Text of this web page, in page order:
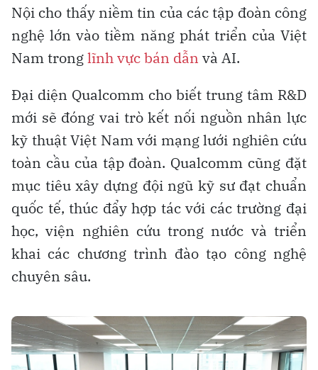
Nội cho thấy niềm tin của các tập đoàn công
nghệ lớn vào tiềm năng phát triển của Việt
Nam tronglĩnh vực bán dẫn và AI.
Đại diện Qualcomm cho biết trung tâm R&D
mới sẽ đóng vai trò kết nối nguồn nhân lực
kỹ thuật Việt Nam với mạng lưới nghiên cứu
toàn cầu của tập đoàn. Qualcomm cũng đặt
mục tiêu xây dựng đội ngũ kỹ sư đạt chuẩn
quốc tế, thúc đẩy hợp tác với các trường đại
học, viện nghiên cứu trong nước và triển
khai các chương trình đào tạo công nghệ
chuyên sâu.